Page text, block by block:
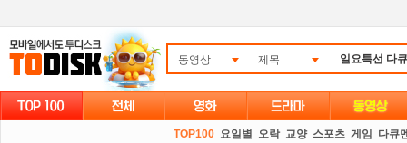
동영상 제목
TOP100 요일별 오락 교양 스포츠 게임 다큐